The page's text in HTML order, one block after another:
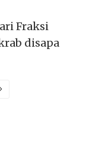
Fraksi
disapa